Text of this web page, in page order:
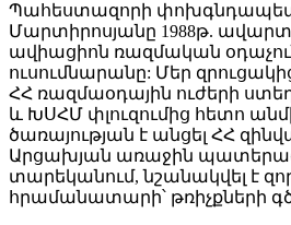
Պահեստազորի
Մարտիրոսյանը 1988թ.
ավիացիոն ռազմական
ուսումնարանը: Մեր
ՀՀ ռազմաօդային ուժերի
և ԽՍՀՄ փլուզումից հետո
ծառայության է անցել ՀՀ
Արցախյան առաջին
տարեկանում, նշանակվել է
հրամանատարի՝ թռիչքների